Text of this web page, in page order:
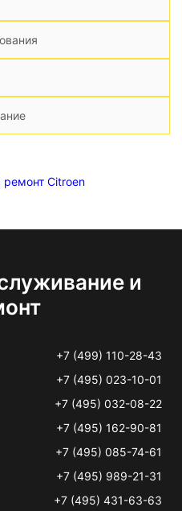
ремонт Citroen
и
+7 (499) 110-28-43
+7 (495) 023-10-01
+7 (495) 032-08-22
+7 (495) 162-90-81
+7 (495) 085-74-61
+7 (495) 989-21-31
+7 (495) 431-63-63